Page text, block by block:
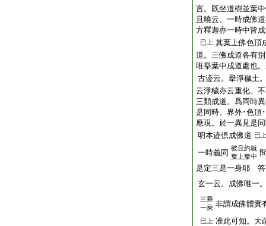
言。既坐道樹並葉
且曉云。一時成佛
方釋迦亦一時中皆
已上 其葉上佛色頂
道。三佛成道各有
唯擧葉中成道處也
古迹云。擧淨穢土
云淨穢亦云重化。
三類成道。爲同時
是同時。界外･色頂
應現。於一異見是
明本迹倶成佛道 已
一時義同 彼且約就
葉上葉中
是定三是一身耶 答
玄一云。成佛唯一
三乘
一乘 非謂成佛體實
已上 准此可知。大